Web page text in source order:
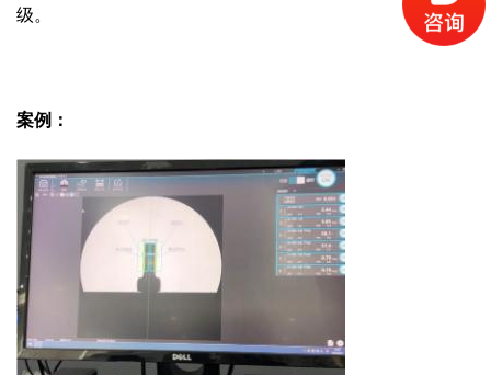
级。
案例：